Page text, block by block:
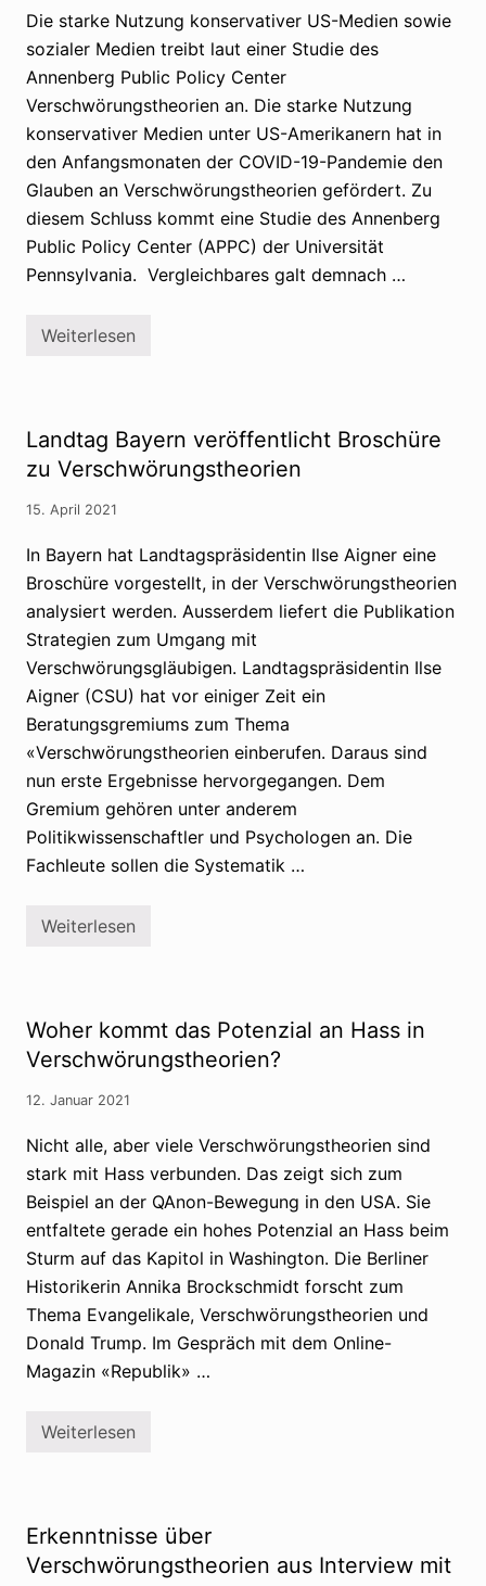
n
n
i
c
h
t
s
c
h
s
e
l
b
e
r
s
t
r
i
k
t
i
m
N
e
t
z
v
V
e
w
ö
r
n
g
t
h
e
o
r
i
e
n
Die starke Nutzung konservativer US-Medien sowie
sozialer Medien treibt laut einer Studie des
Annenberg Public Policy Center
Verschwörungstheorien an. Die starke Nutzung
konservativer Medien unter US-Amerikanern hat in
den Anfangsmonaten der COVID-19-Pandemie den
Glauben an Verschwörungstheorien gefördert. Zu
diesem Schluss kommt eine Studie des Annenberg
Public Policy Center (APPC) der Universität
Pennsylvania. Vergleichbares galt demnach …
S
:
K
o
n
s
r
v
a
t
i
v
U
S
-
M
e
d
i
e
n
f
ö
r
n
h
w
ö
u
g
s
t
h
e
o
i
e
n
Weiterlesen
Landtag Bayern veröffentlicht Broschüre
zu Verschwörungstheorien
15. April 2021
In Bayern hat Landtagspräsidentin Ilse Aigner eine
Broschüre vorgestellt, in der Verschwörungstheorien
analysiert werden. Ausserdem liefert die Publikation
Strategien zum Umgang mit
Verschwörungsgläubigen. Landtagspräsidentin Ilse
Aigner (CSU) hat vor einiger Zeit ein
Beratungsgremiums zum Thema
«Verschwörungstheorien einberufen. Daraus sind
nun erste Ergebnisse hervorgegangen. Dem
Gremium gehören unter anderem
Politikwissenschaftler und Psychologen an. Die
Fachleute sollen die Systematik …
L
g
B
a
e
n
v
e
r
ö
f
e
n
t
l
i
c
h
t
o
e
z
u
Weiterlesen
Woher kommt das Potenzial an Hass in
Verschwörungstheorien?
12. Januar 2021
Nicht alle, aber viele Verschwörungstheorien sind
stark mit Hass verbunden. Das zeigt sich zum
Beispiel an der QAnon-Bewegung in den USA. Sie
entfaltete gerade ein hohes Potenzial an Hass beim
Sturm auf das Kapitol in Washington. Die Berliner
Historikerin Annika Brockschmidt forscht zum
Thema Evangelikale, Verschwörungs­theorien und
Donald Trump. Im Gespräch mit dem Online-
Magazin «Republik» …
W
o
m
m
Weiterlesen
Erkenntnisse über
Verschwörungstheorien aus Interview mit